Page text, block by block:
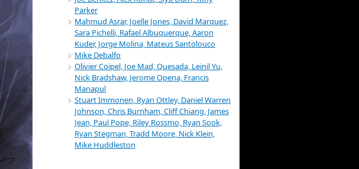
Parker
Mahmud Asrar, Joelle Jones, David Marquez,
Sara Pichelli, Rafael Albuquerque, Aaron
Kuder, Jorge Molina, Mateus Santolouco
Mike Debalfo
Olivier Coipel, Joe Mad, Quesada, Leinil Yu,
Nick Bradshaw, Jerome Opena, Francis
Manapul
Stuart Immonen, Ryan Ottley, Daniel Warren
Johnson, Chris Burnham, Cliff Chiang, James
Jean, Paul Pope, Riley Rossmo, Ryan Sook,
Ryan Stegman, Tradd Moore, Nick Klein,
Mike Huddleston